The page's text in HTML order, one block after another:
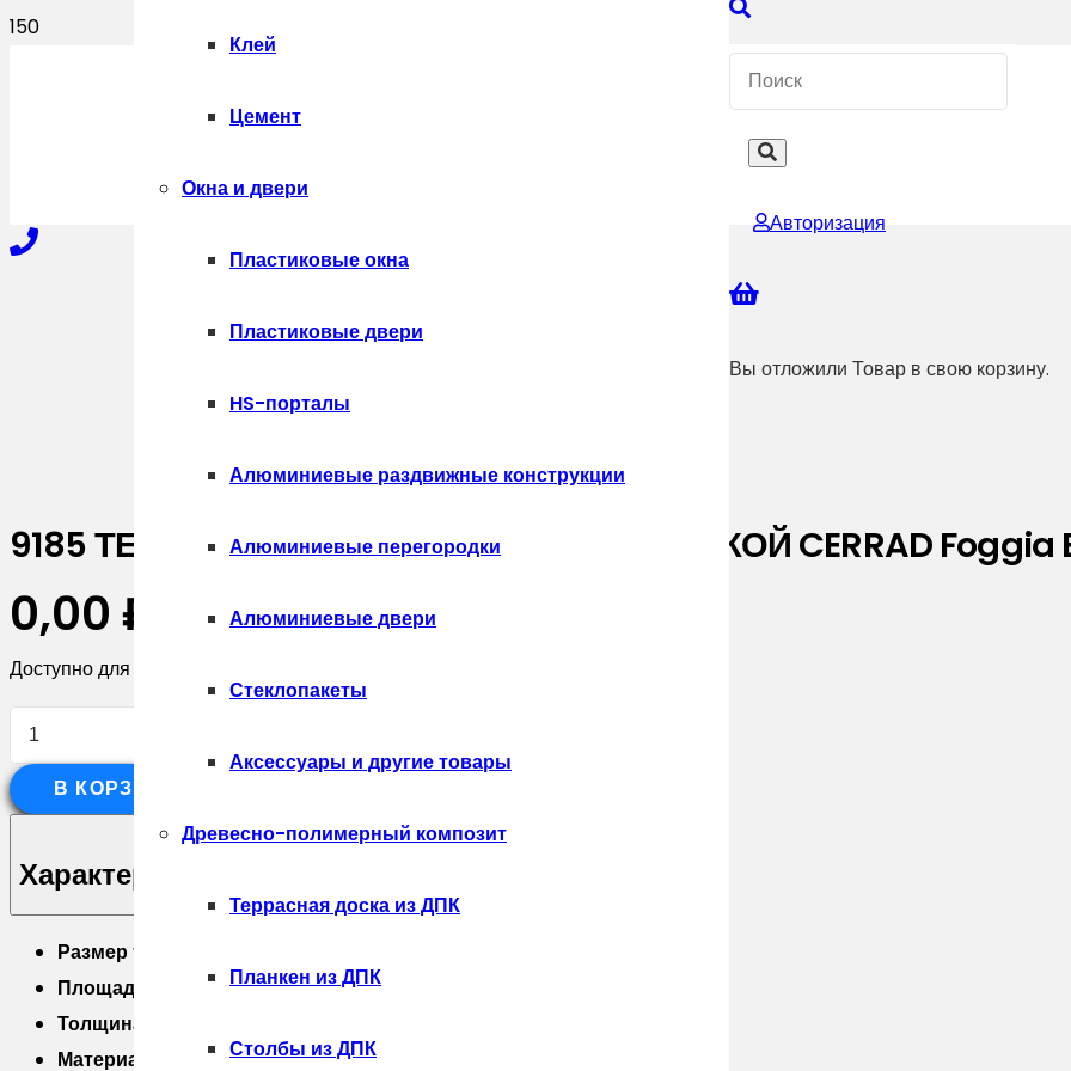
+7-910-327-77-88
Клей
Цемент
Окна и двери
Пластиковые окна
Пластиковые двери
HS-порталы
Алюминиевые раздвижные конструкции
Алюминиевые перегородки
Алюминиевые двери
Стеклопакеты
Аксессуары и другие товары
Древесно-полимерный композит
Террасная доска из ДПК
Планкен из ДПК
Столбы из ДПК
Авторизация
Вы отложили Товар в свою корзину.
9185 ТЕРМОПАНЕЛЬ С КЛИНКЕРНОЙ ПЛИТКОЙ CERRAD Foggia
0,00 ₽
Доступно для предзаказа
Количество
товара
9185
С
ПЛИТКОЙ
CERRAD
Foggia
Bianco
В КОРЗИНУ
Характеристики
Размер термопанели 616×1028 мм;
Площадь термопанели 0,63м2;
Толщина утеплителя 40мм;
Материал утеплителя -пенополиуретан;